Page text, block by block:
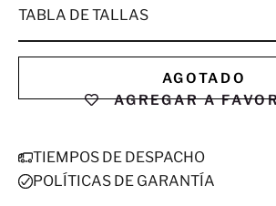
TABLA DE TALLAS
AGOTADO
AGREGAR A
TIEMPOS DE DESPACHO
POLÍTICAS DE GARANTÍA